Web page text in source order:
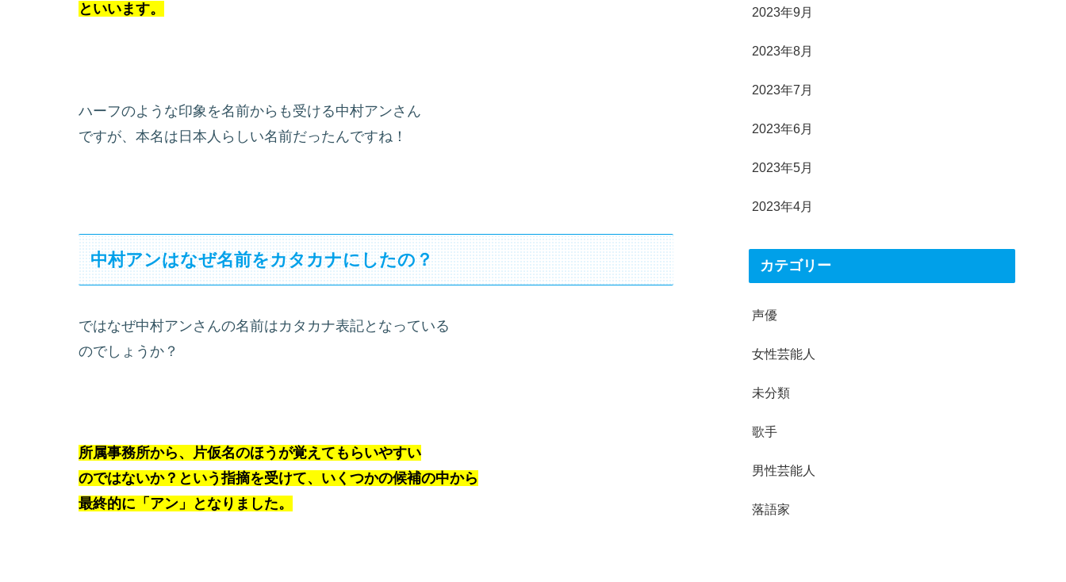
といいます。
ハーフのような印象を名前からも受ける中村アンさん
ですが、本名は日本人らしい名前だったんですね！
中村アンはなぜ名前をカタカナにしたの？
ではなぜ中村アンさんの名前はカタカナ表記となっている
のでしょうか？
所属事務所から、片仮名のほうが覚えてもらいやすい
のではないか？という指摘を受けて、いくつかの候補の中から
最終的に「アン」となりました。
2023年9月
2023年8月
2023年7月
2023年6月
2023年5月
2023年4月
カテゴリー
声優
女性芸能人
未分類
歌手
男性芸能人
落語家